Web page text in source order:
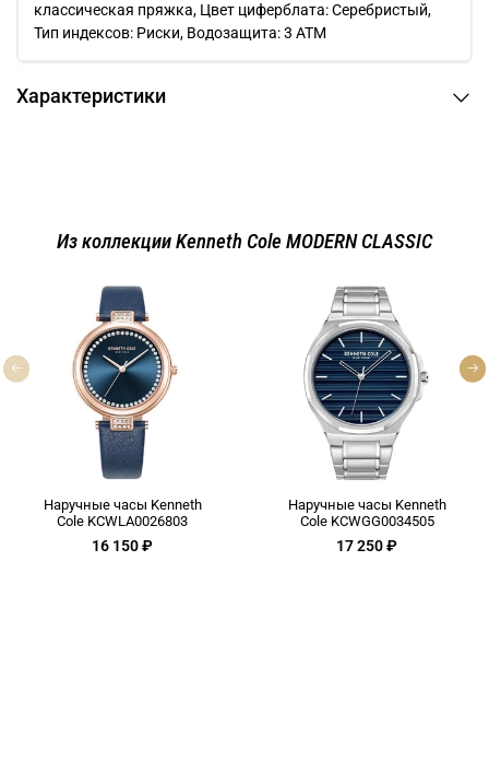
классическая пряжка, Цвет циферблата: Серебристый,
Тип индексов: Риски, Водозащита: 3 ATM
Характеристики
Из коллекции Kenneth Cole MODERN CLASSIC
Наручные часы Kenneth
Cole KCWLA0026803
16 150 ₽
Наручные часы Kenneth
Cole KCWGG0034505
17 250 ₽